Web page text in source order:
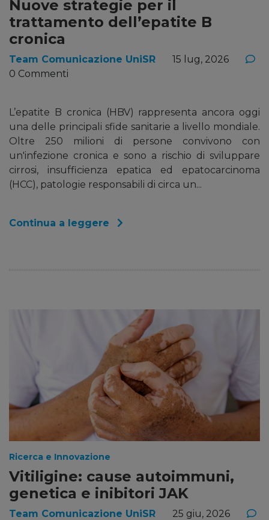
Nuove strategie per il
trattamento dell’epatite B
cronica
Team Comunicazione UniSR
15 lug, 2026
0 Commenti
L’epatite B cronica (HBV) rappresenta ancora oggi
una delle principali sfide sanitarie a livello mondiale.
Oltre 250 milioni di persone convivono con
un'infezione cronica e sono a rischio di sviluppare
cirrosi, insufficienza epatica ed epatocarcinoma
(HCC), patologie responsabili di circa un...
Continua a leggere
Ricerca e Innovazione
Vitiligine: cause autoimmuni,
genetica e inibitori JAK
Team Comunicazione UniSR
25 giu, 2026